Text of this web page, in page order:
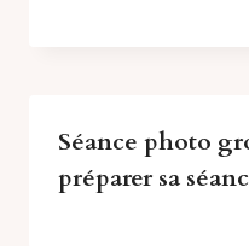
Séance photo
préparer sa